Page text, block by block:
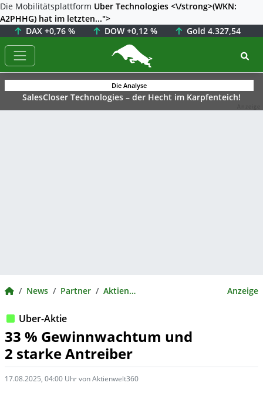
Die Mobilitätsplattform Uber Technologies <\/strong>(WKN:
A2PHHG) hat im letzten...">
DAX +0,76 % DOW +0,12 % Gold 4.327,54
BörsenNEWS.de
Die Analyse
SalesCloser Technologies – der Hecht im Karpfenteich!
BörsenNEWS.de
News Partner Aktienwelt360 Anzeige
Uber-Aktie
33 % Gewinnwachtum und
2 starke Antreiber
17.08.2025, 04:00 Uhr von Aktienwelt360